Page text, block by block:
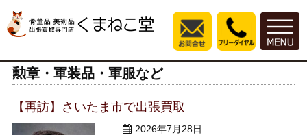
勲章・軍装品・軍服など
【再訪】さいたま市で出張買取
2026年7月28日